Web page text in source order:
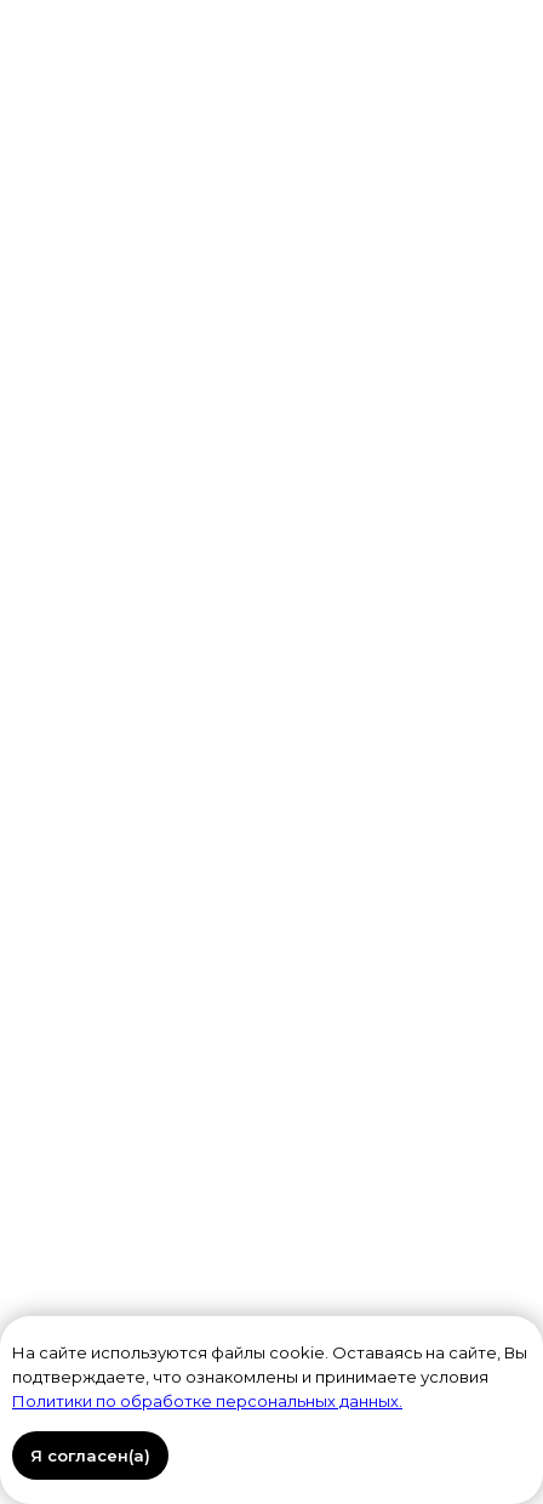
На сайте используются файлы cookie. Оставаясь на сайте, Вы
подтверждаете, что ознакомлены и принимаете условия
Политики по обработке персональных данных.
Я согласен(а)